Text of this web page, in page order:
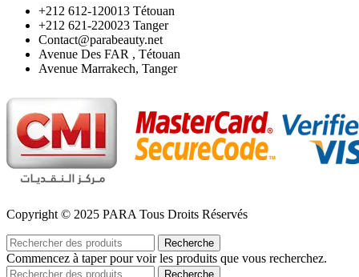
‪+212 612-120013 Tétouan
‪+212 621-220023 Tanger
Contact@parabeauty.net
Avenue Des FAR , Tétouan
Avenue Marrakech, Tanger
Copyright © 2025 PARA Tous Droits Réservés
Recherche
Commencez à taper pour voir les produits que vous recherchez.
Recherche